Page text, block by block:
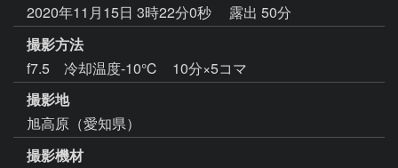
2020年11月15日 3時22分0秒
露出 50分
撮影方法
f7.5 冷却温度-10℃ 10分×5コマ
撮影地
旭高原（愛知県）
撮影機材